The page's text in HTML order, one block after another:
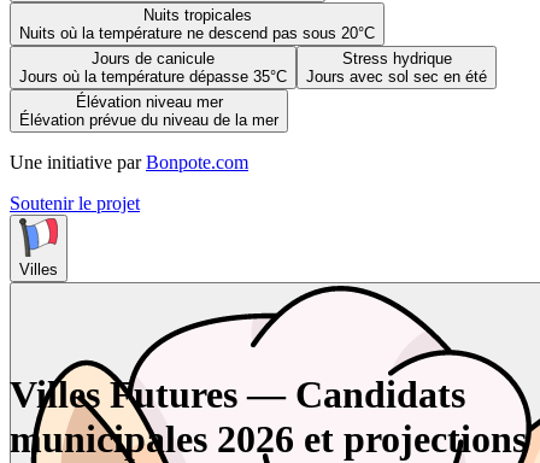
Nuits tropicales
Nuits où la température ne descend pas sous 20°C
Jours de canicule
Jours où la température dépasse 35°C
Stress hydrique
Jours avec sol sec en été
Élévation niveau mer
Élévation prévue du niveau de la mer
Une initiative par Bonpote.com
Soutenir le projet
Villes
Villes Futures — Candidats
municipales 2026 et projections